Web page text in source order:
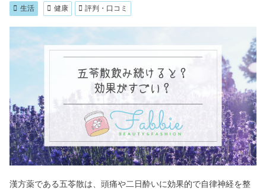
生活 健康 評判・口コミ
漢方薬である五苓散は、頭痛や二日酔いに効果的で自律神経を整